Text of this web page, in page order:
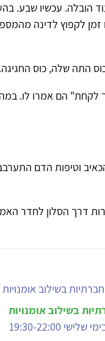
הובלה. עכשיו שבע.
לקפוץ לדינה
התה שלה, כוס החגיגה.
לקחת" הם אמרו לו.
וטיפות הדם
דרך הסלון לחדר
בשילוב אומנויות